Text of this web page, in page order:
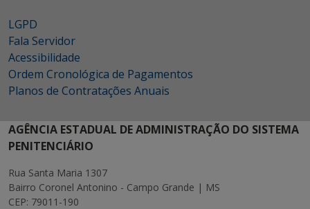
LGPD
Fala Servidor
Acessibilidade
Ordem Cronológica de Pagamentos
Planos de Contratações Anuais
AGÊNCIA ESTADUAL DE ADMINISTRAÇÃO DO SISTEMA
PENITENCIÁRIO
Rua Santa Maria 1307
Bairro Coronel Antonino - Campo Grande | MS
CEP: 79011-190